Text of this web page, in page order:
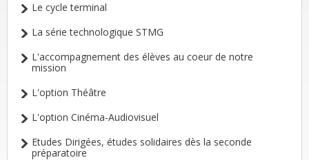
Le cycle terminal
La série technologique STMG
L'accompagnement des élèves au coeur de notre
mission
L'option Théâtre
L'option Cinéma-Audiovisuel
Etudes Dirigées, études solidaires dès la seconde
préparatoire